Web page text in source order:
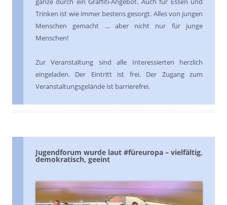
Trinken ist wie immer bestens gesorgt. Alles von jungen
Menschen gemacht ... aber nicht nur für junge
Menschen!
Zur Veranstaltung sind alle Interessierten herzlich
eingeladen. Der Eintritt ist frei. Der Zugang zum
Veranstaltungsgelände ist barrierefrei.
Jugendforum wurde laut #füreuropa – vielfältig,
demokratisch, geeint